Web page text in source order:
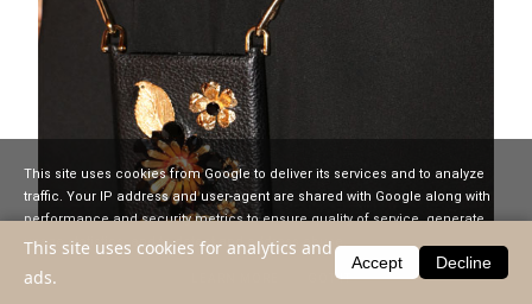
This site uses cookies for analytics and
ads.
Accept Decline
This site uses cookies from Google to deliver its services and to analyze
traffic. Your IP address and user-agent are shared with Google along with
performance and security metrics to ensure quality of service, generate
usage statistics, and to detect and address abuse.
GOT IT